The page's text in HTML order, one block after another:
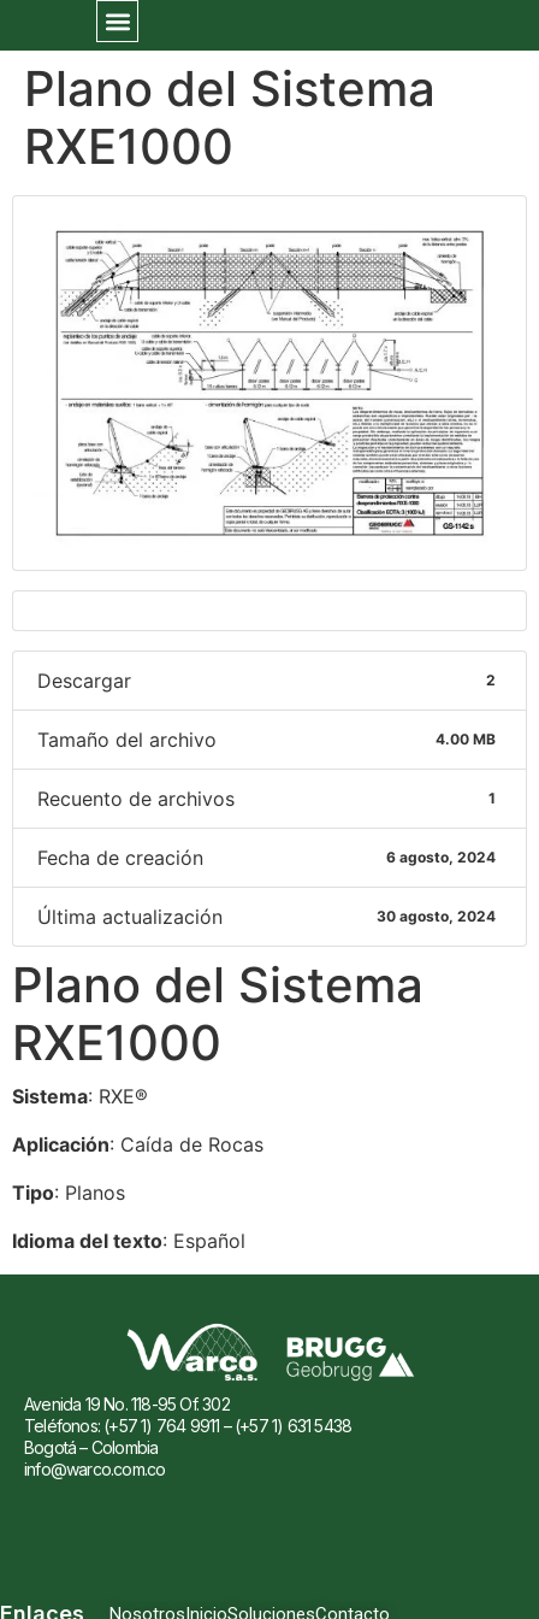
Plano del Sistema
RXE1000
Descargar 2
Tamaño del archivo 4.00 MB
Recuento de archivos 1
Fecha de creación 6 agosto, 2024
Última actualización 30 agosto, 2024
Plano del Sistema
RXE1000
Sistema: RXE®
Aplicación: Caída de Rocas
Tipo: Planos
Idioma del texto: Español
Avenida 19 No. 118-95 Of. 302
Teléfonos: (+57 1) 764 9911 – (+57 1) 631 5438
Bogotá – Colombia
info@warco.com.co
Enlaces NosotrosInicioSolucionesContacto